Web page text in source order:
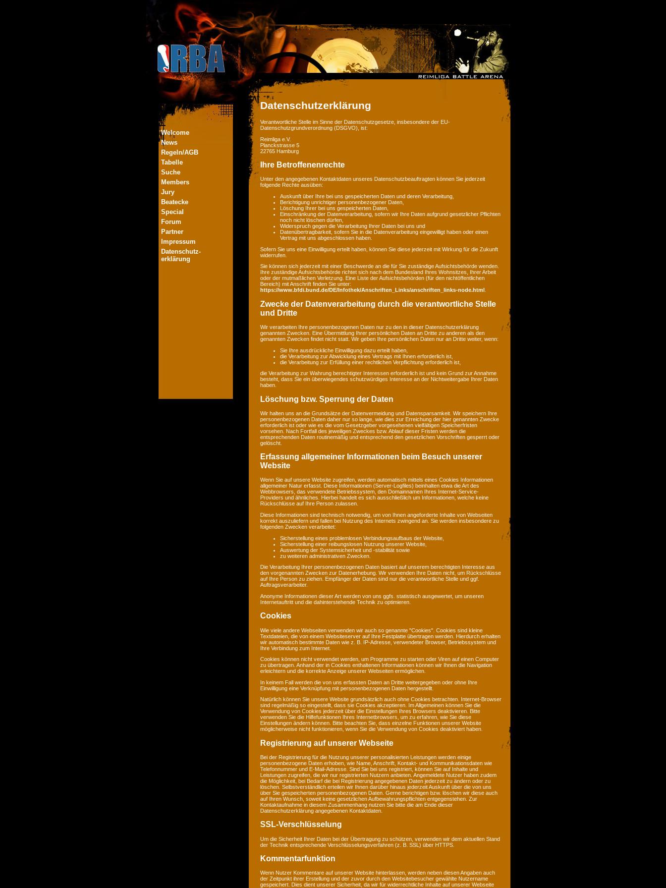
Welcome
News
Regeln/AGB
Tabelle
Suche
Members
Jury
Beatecke
Special
Forum
Partner
Impressum
Datenschutz-
erklärung
Datenschutzerklärung
Verantwortliche Stelle im Sinne der Datenschutzgesetze, insbesondere der EU-
Datenschutzgrundverordnung (DSGVO), ist:
Reimliga e.V.
Planckstrasse 5
22765 Hamburg
Ihre Betroffenenrechte
Unter den angegebenen Kontaktdaten unseres Datenschutzbeauftragten können Sie jederzeit
folgende Rechte ausüben:
Auskunft über Ihre bei uns gespeicherten Daten und deren Verarbeitung,
Berichtigung unrichtiger personenbezogener Daten,
Löschung Ihrer bei uns gespeicherten Daten,
Einschränkung der Datenverarbeitung, sofern wir Ihre Daten aufgrund gesetzlicher Pflichten
noch nicht löschen dürfen,
Widerspruch gegen die Verarbeitung Ihrer Daten bei uns und
Datenübertragbarkeit, sofern Sie in die Datenverarbeitung eingewilligt haben oder einen
Vertrag mit uns abgeschlossen haben.
Sofern Sie uns eine Einwilligung erteilt haben, können Sie diese jederzeit mit Wirkung für die Zukunft
widerrufen.
Sie können sich jederzeit mit einer Beschwerde an die für Sie zuständige Aufsichtsbehörde wenden.
Ihre zuständige Aufsichtsbehörde richtet sich nach dem Bundesland Ihres Wohnsitzes, Ihrer Arbeit
oder der mutmaßlichen Verletzung. Eine Liste der Aufsichtsbehörden (für den nichtöffentlichen
Bereich) mit Anschrift finden Sie unter:
https://www.bfdi.bund.de/DE/Infothek/Anschriften_Links/anschriften_links-node.html .
Zwecke der Datenverarbeitung durch die verantwortliche Stelle
und Dritte
Wir verarbeiten Ihre personenbezogenen Daten nur zu den in dieser Datenschutzerklärung
genannten Zwecken. Eine Übermittlung Ihrer persönlichen Daten an Dritte zu anderen als den
genannten Zwecken findet nicht statt. Wir geben Ihre persönlichen Daten nur an Dritte weiter, wenn:
Sie Ihre ausdrückliche Einwilligung dazu erteilt haben,
die Verarbeitung zur Abwicklung eines Vertrags mit Ihnen erforderlich ist,
die Verarbeitung zur Erfüllung einer rechtlichen Verpflichtung erforderlich ist,
die Verarbeitung zur Wahrung berechtigter Interessen erforderlich ist und kein Grund zur Annahme
besteht, dass Sie ein überwiegendes schutzwürdiges Interesse an der Nichtweitergabe Ihrer Daten
haben.
Löschung bzw. Sperrung der Daten
Wir halten uns an die Grundsätze der Datenvermeidung und Datensparsamkeit. Wir speichern Ihre
personenbezogenen Daten daher nur so lange, wie dies zur Erreichung der hier genannten Zwecke
erforderlich ist oder wie es die vom Gesetzgeber vorgesehenen vielfältigen Speicherfristen
vorsehen. Nach Fortfall des jeweiligen Zweckes bzw. Ablauf dieser Fristen werden die
entsprechenden Daten routinemäßig und entsprechend den gesetzlichen Vorschriften gesperrt oder
gelöscht.
Erfassung allgemeiner Informationen beim Besuch unserer
Website
Wenn Sie auf unsere Website zugreifen, werden automatisch mittels eines Cookies Informationen
allgemeiner Natur erfasst. Diese Informationen (Server-Logfiles) beinhalten etwa die Art des
Webbrowsers, das verwendete Betriebssystem, den Domainnamen Ihres Internet-Service-
Providers und ähnliches. Hierbei handelt es sich ausschließlich um Informationen, welche keine
Rückschlüsse auf Ihre Person zulassen.
Diese Informationen sind technisch notwendig, um von Ihnen angeforderte Inhalte von Webseiten
korrekt auszuliefern und fallen bei Nutzung des Internets zwingend an. Sie werden insbesondere zu
folgenden Zwecken verarbeitet:
Sicherstellung eines problemlosen Verbindungsaufbaus der Website,
Sicherstellung einer reibungslosen Nutzung unserer Website,
Auswertung der Systemsicherheit und -stabilität sowie
zu weiteren administrativen Zwecken.
Die Verarbeitung Ihrer personenbezogenen Daten basiert auf unserem berechtigten Interesse aus
den vorgenannten Zwecken zur Datenerhebung. Wir verwenden Ihre Daten nicht, um Rückschlüsse
auf Ihre Person zu ziehen. Empfänger der Daten sind nur die verantwortliche Stelle und ggf.
Auftragsverarbeiter.
Anonyme Informationen dieser Art werden von uns ggfs. statistisch ausgewertet, um unseren
Internetauftritt und die dahinterstehende Technik zu optimieren.
Cookies
Wie viele andere Webseiten verwenden wir auch so genannte "Cookies". Cookies sind kleine
Textdateien, die von einem Websiteserver auf Ihre Festplatte übertragen werden. Hierdurch erhalten
wir automatisch bestimmte Daten wie z. B. IP-Adresse, verwendeter Browser, Betriebssystem und
Ihre Verbindung zum Internet.
Cookies können nicht verwendet werden, um Programme zu starten oder Viren auf einen Computer
zu übertragen. Anhand der in Cookies enthaltenen Informationen können wir Ihnen die Navigation
erleichtern und die korrekte Anzeige unserer Webseiten ermöglichen.
In keinem Fall werden die von uns erfassten Daten an Dritte weitergegeben oder ohne Ihre
Einwilligung eine Verknüpfung mit personenbezogenen Daten hergestellt.
Natürlich können Sie unsere Website grundsätzlich auch ohne Cookies betrachten. Internet-Browser
sind regelmäßig so eingestellt, dass sie Cookies akzeptieren. Im Allgemeinen können Sie die
Verwendung von Cookies jederzeit über die Einstellungen Ihres Browsers deaktivieren. Bitte
verwenden Sie die Hilfefunktionen Ihres Internetbrowsers, um zu erfahren, wie Sie diese
Einstellungen ändern können. Bitte beachten Sie, dass einzelne Funktionen unserer Website
möglicherweise nicht funktionieren, wenn Sie die Verwendung von Cookies deaktiviert haben.
Registrierung auf unserer Webseite
Bei der Registrierung für die Nutzung unserer personalisierten Leistungen werden einige
personenbezogene Daten erhoben, wie Name, Anschrift, Kontakt- und Kommunikationsdaten wie
Telefonnummer und E-Mail-Adresse. Sind Sie bei uns registriert, können Sie auf Inhalte und
Leistungen zugreifen, die wir nur registrierten Nutzern anbieten. Angemeldete Nutzer haben zudem
die Möglichkeit, bei Bedarf die bei Registrierung angegebenen Daten jederzeit zu ändern oder zu
löschen. Selbstverständlich erteilen wir Ihnen darüber hinaus jederzeit Auskunft über die von uns
über Sie gespeicherten personenbezogenen Daten. Gerne berichtigen bzw. löschen wir diese auch
auf Ihren Wunsch, soweit keine gesetzlichen Aufbewahrungspflichten entgegenstehen. Zur
Kontaktaufnahme in diesem Zusammenhang nutzen Sie bitte die am Ende dieser
Datenschutzerklärung angegebenen Kontaktdaten.
SSL-Verschlüsselung
Um die Sicherheit Ihrer Daten bei der Übertragung zu schützen, verwenden wir dem aktuellen Stand
der Technik entsprechende Verschlüsselungsverfahren (z. B. SSL) über HTTPS.
Kommentarfunktion
Wenn Nutzer Kommentare auf unserer Website hinterlassen, werden neben diesen Angaben auch
der Zeitpunkt ihrer Erstellung und der zuvor durch den Websitebesucher gewählte Nutzername
gespeichert. Dies dient unserer Sicherheit, da wir für widerrechtliche Inhalte auf unserer Webseite